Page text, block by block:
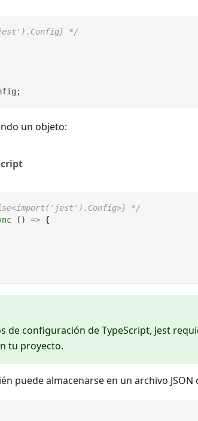
*/
;
un objeto:
*/
( ) => {
de configuración de TypeScript, Jest
tu proyecto.
puede almacenarse en un archivo